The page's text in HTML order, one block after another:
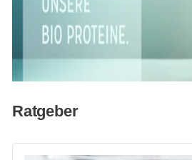
Ratgeber